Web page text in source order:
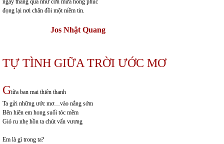
ngày tháng qua như cơn mưa hồng phúc
đọng lại nơi chân đồi một niềm tin.
Jos Nhật Quang
TỰ TÌNH GIỮA TRỜI ƯỚC MƠ
Giữa ban mai thiên thanh
Ta gửi những ước mơ…vào nắng sớm
Bên hiên em hong suối tóc mềm
Gió ru nhẹ hồn ta chút vấn vương
Em là gì trong ta?